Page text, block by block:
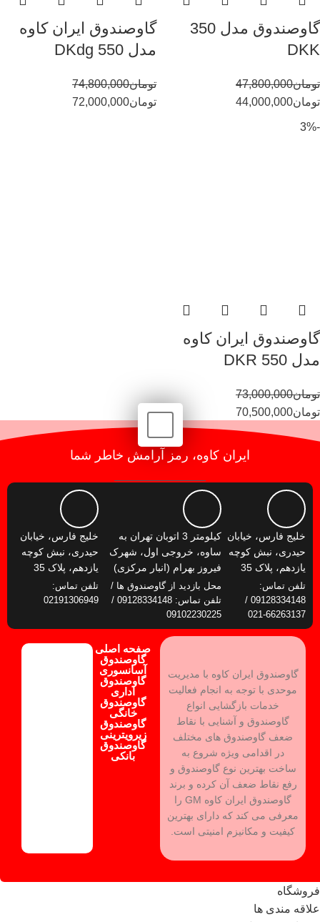
گاوصندوق مدل 350
DKK
تومان47,800,000
تومان44,000,000
گاوصندوق ایران کاوه
مدل 550 DKdg
تومان74,800,000
تومان72,000,000
-3%
گاوصندوق ایران کاوه
مدل 550 DKR
تومان73,000,000
تومان70,500,000
ایران کاوه، رمز آرامش خاطر شما
خلیج فارس، خیابان
حیدری، نبش کوچه
یازدهم، پلاک 35
تلفن تماس:
09128334148 /
66263137-021
کیلومتر 3 اتوبان تهران به
ساوه، خروجی اول، شهرک
فیروز بهرام (انبار مرکزی)
محل بازدید از گاوصندوق ها /
تلفن تماس: 09128334148 /
09102230225
خلیج فارس، خیابان
حیدری، نبش کوچه
یازدهم، پلاک 35
تلفن تماس:
02191306949
گاوصندوق ایران کاوه با مدیریت
موحدی با توجه به انجام فعالیت
خدمات بازگشایی انواع
گاوصندوق و آشنایی با نقاط
ضعف گاوصندوق های مختلف
در اقدامی ویژه شروع به
ساخت بهترین نوع گاوصندوق و
رفع نقاط ضعف آن کرده و برند
گاوصندوق ایران کاوه GM را
معرفی می کند که دارای بهترین
کیفیت و مکانیزم امنیتی است.
صفحه اصلی
گاوصندوق
آسانسوری
گاوصندوق
اداری
گاوصندوق
خانگی
گاوصندوق
زیرویترینی
گاوصندوق
بانکی
فروشگاه
علاقه مندی ها